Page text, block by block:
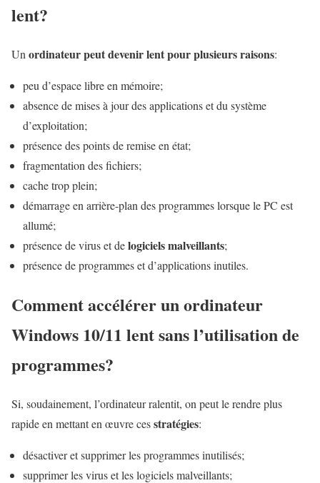
lent?
Un ordinateur peut devenir lent pour plusieurs raisons:
peu d’espace libre en mémoire;
absence de mises à jour des applications et du système
d’exploitation;
présence des points de remise en état;
fragmentation des fichiers;
cache trop plein;
démarrage en arrière-plan des programmes lorsque le PC est
allumé;
présence de virus et delogiciels malveillants;
présence de programmes et d’applications inutiles.
Comment accélérer un ordinateur
Windows 10/11 lent sans l’utilisation de
programmes?
Si, soudainement, l’ordinateur ralentit, on peut le rendre plus
rapide en mettant en œuvre cesstratégies:
désactiver et supprimer les programmes inutilisés;
supprimer les virus et les logiciels malveillants;